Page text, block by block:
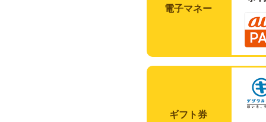
電子マネー
ギフト券